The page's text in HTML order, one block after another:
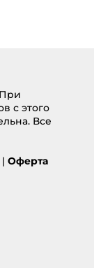
При
с этого
Все
| Оферта